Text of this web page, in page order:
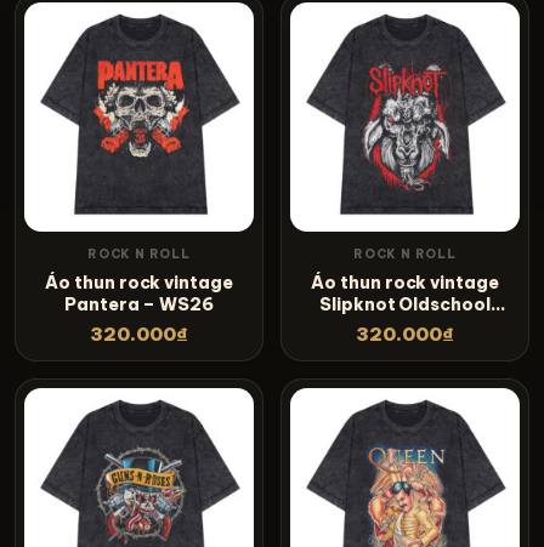
ROCK N ROLL
Áo thun rock vintage
Pantera – WS26
320.000₫
ROCK N ROLL
Áo thun rock vintage
Slipknot Oldschool
Goat – WS25
320.000₫